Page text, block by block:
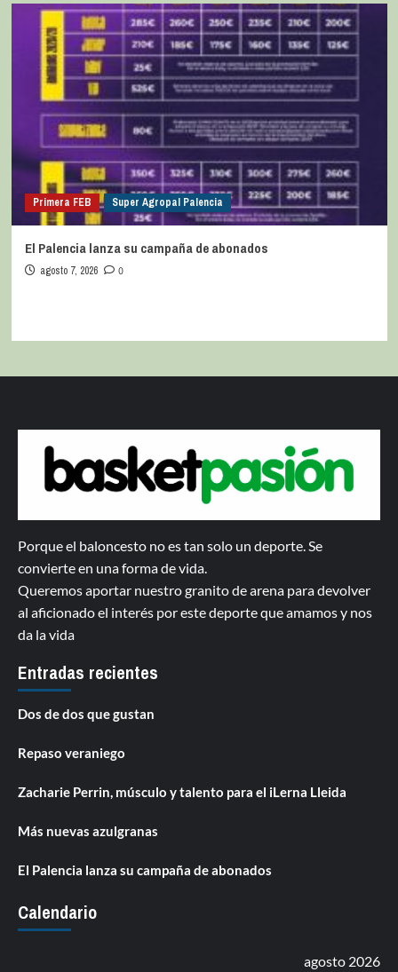
Primera FEB Super Agropal Palencia
El Palencia lanza su campaña de abonados
agosto 7, 2026 0
Porque el baloncesto no es tan solo un deporte. Se
convierte en una forma de vida.
Queremos aportar nuestro granito de arena para devolver
al aficionado el interés por este deporte que amamos y nos
da la vida
Entradas recientes
Dos de dos que gustan
Repaso veraniego
Zacharie Perrin, músculo y talento para el iLerna Lleida
Más nuevas azulgranas
El Palencia lanza su campaña de abonados
Calendario
agosto 2026